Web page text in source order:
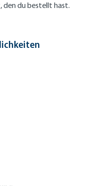
du bestellt hast.